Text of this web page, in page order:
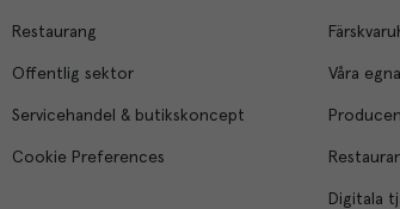
Restaurang
Offentlig sektor
Servicehandel & butikskoncept
Cookie Preferences
Våra
Digitala